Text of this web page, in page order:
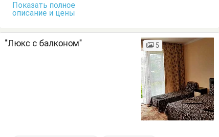
Показать полное
описание и цены
"Люкс с балконом" 5